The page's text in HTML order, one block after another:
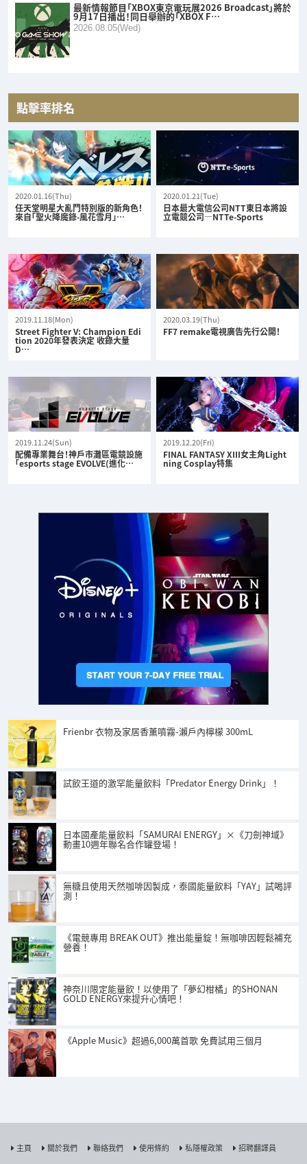
最新情報節目「XBOX東京電玩展2026 Broadcast」將於
9月17日播出！同日舉辦的「XBOX F…
2026.08.05(Wed)
點擊率排名
2020.01.16(Thu)
任天堂明星大亂鬥特別版的新角色！
來自「聖火降魔錄-風花雪月」…
2020.01.21(Tue)
日本最大電信公司NTT東日本將設
立電競公司—NTTe-Sports
2019.11.18(Mon)
Street Fighter V: Champion Edi
tion 2020年發表決定 收錄大量
D…
2020.03.19(Thu)
FF7 remake電視廣告先行公開！
2019.11.24(Sun)
配備專業舞台！神戶市灘區電競設施
「esports stage EVOLVE(進化…
2019.12.20(Fri)
FINAL FANTASY XIII女主角Light
ning Cosplay特集
Frienbr 衣物及家居香薰噴霧-瀨戶內檸檬 300mL
試飲王道的激罕能量飲料「Predator Energy Drink」！
日本國產能量飲料「SAMURAI ENERGY」×《刀劍神域》
動畫10週年聯名合作罐登場！
無糖且使用天然咖啡因製成，泰國能量飲料「YAY」試喝評
測！
《電競專用 BREAK OUT》推出能量錠！無咖啡因輕鬆補充
營養！
神奈川限定能量飲！以使用了「夢幻柑橘」的SHONAN
GOLD ENERGY來提升心情吧！
《Apple Music》超過6,000萬首歌 免費試用三個月
主頁 關於我們 聯絡我們 使用條約 私隱權政策 招聘翻譯員